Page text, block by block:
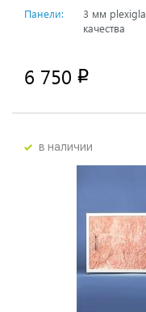
Панели:
3 мм
качества
6 750 p
в наличии